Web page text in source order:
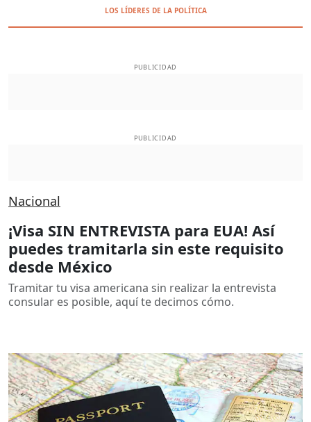
LOS LÍDERES DE LA POLÍTICA
PUBLICIDAD
PUBLICIDAD
Nacional
¡Visa SIN ENTREVISTA para EUA! Así
puedes tramitarla sin este requisito
desde México
Tramitar tu visa americana sin realizar la entrevista
consular es posible, aquí te decimos cómo.